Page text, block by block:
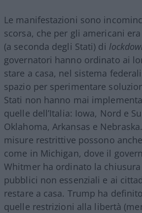
Le manifestazioni sono
scorsa, che per gli americani
(a seconda degli Stati) di
governatori hanno ordinato ai
stare a casa, nel sistema
spazio per sperimentare
Stati non hanno mai
quelle dell’Italia: Iowa, Nord e
Oklahoma, Arkansas e
misure restrittive possono
come in Michigan, dove il
Whitmer ha ordinato la
pubblici non essenziali e ai
restare a casa. Trump ha
quelle restrizioni alla libertà